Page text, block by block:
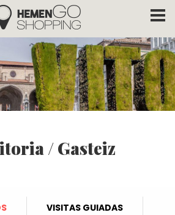
/ Gasteiz
VISITAS GUIADAS